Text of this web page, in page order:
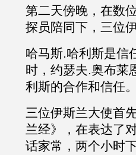
第二天傍晚，在数
探员陪同下，三位
哈马斯.哈利斯是信
时，约瑟夫.奥布莱
利斯的合作和信任。
三位伊斯兰大使首
兰经》，在表达了
话家常，两个小时